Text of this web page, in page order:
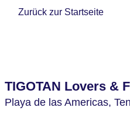
Zurück zur Startseite
TIGOTAN Lovers &
Playa de las Americas,